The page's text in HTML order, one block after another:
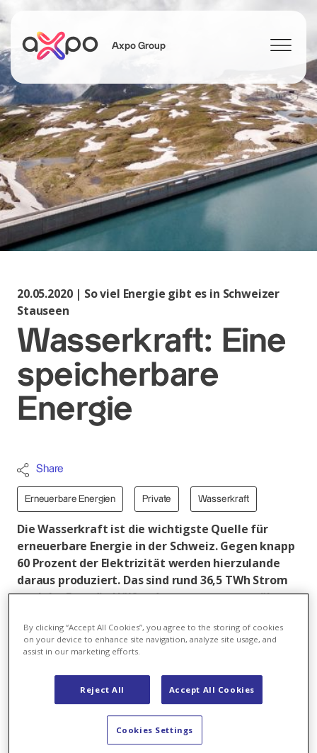
Axpo Group
Suchen
20.05.2020 | So viel Energie gibt es in Schweizer
Stauseen
Wasserkraft: Eine
speicherbare
Energie
Share
Erneuerbare Energien Private Wasserkraft
Die Wasserkraft ist die wichtigste Quelle für
erneuerbare Energie in der Schweiz. Gegen knapp
60 Prozent der Elektrizität werden hierzulande
daraus produziert. Das sind rund 36,5 TWh Strom
pro Jahr. Fast die Hälfte davon stammt aus über
Sie wirken wie eine grosse Batterie. Eine neue,
interaktive Karte zeigt das Energiepotenzial
Als grösste Produzentin von erneuerbaren Energien
Speicherkraftwerke haben einige Vorteile. Meist in
den Alpen gelegen, halten sie das Wasser in höher
By clicking “Accept All Cookies”, you agree to the storing of cookies
on your device to enhance site navigation, analyze site usage, and
assist in our marketing efforts.
Reject All Accept All Cookies
Cookies Settings